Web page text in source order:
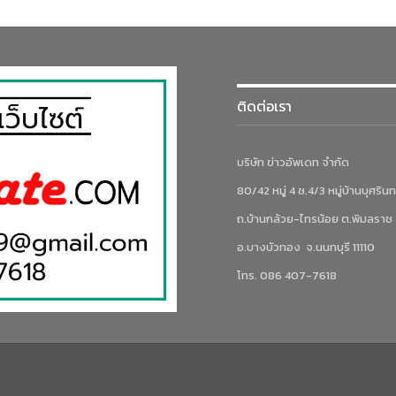
ติดต่อเรา
บริษัท ข่าวอัพเดท จำกัด
80/42 หมู่ 4 ซ.4/3 หมู่บ้านบุศริน
ถ.บ้านกล้วย-ไทรน้อย ต.พิมลราช
อ.บางบัวทอง จ.นนทบุรี 11110
โทร. 086 407-7618